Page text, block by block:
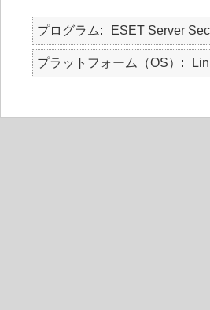
プログラム ESET Server
プラットフォーム（OS）